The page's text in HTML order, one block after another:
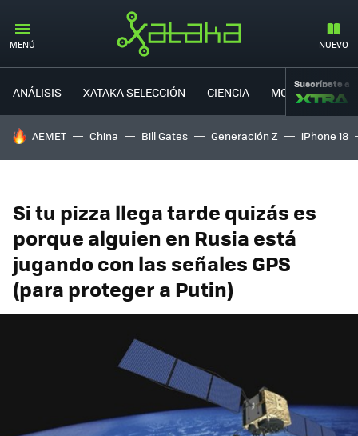
MENÚ NUEVO
ANÁLISIS XATAKA SELECCIÓN CIENCIA MOVILIDAD
Suscríbete a
HOY SE HABLA DE
AEMET China Bill Gates Generación Z iPhone 18
Si tu pizza llega tarde quizás es
porque alguien en Rusia está
jugando con las señales GPS
(para proteger a Putin)